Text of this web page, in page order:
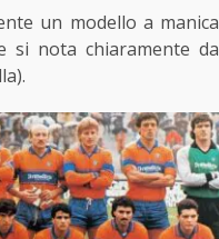
un modello a
si nota chiaramente